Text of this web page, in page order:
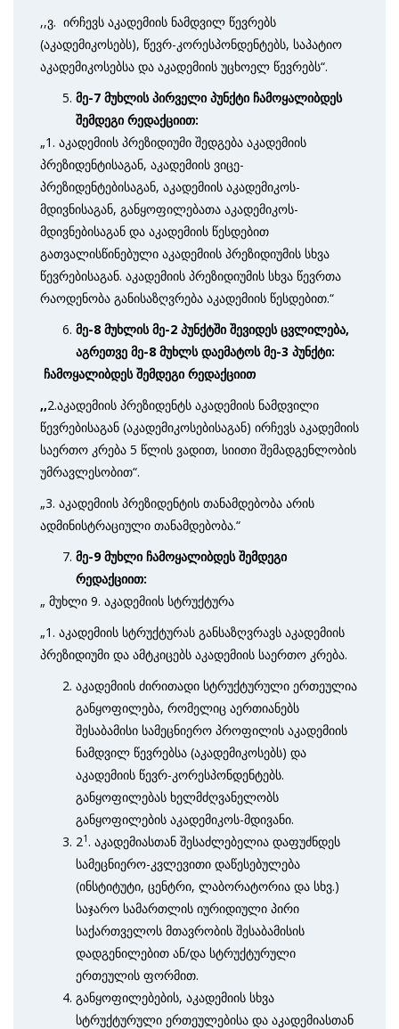
,,ვ. ირჩევს აკადემიის ნამდვილ წევრებს
(აკადემიკოსებს), წევრ-კორესპონდენტებს, საპატიო
აკადემიკოსებსა და აკადემიის უცხოელ წევრებს“.
მე-7 მუხლის პირველი პუნქტი ჩამოყალიბდეს
შემდეგი რედაქციით:
„1. აკადემიის პრეზიდიუმი შედგება აკადემიის
პრეზიდენტისაგან, აკადემიის ვიცე-
პრეზიდენტებისაგან, აკადემიის აკადემიკოს-
მდივნისაგან, განყოფილებათა აკადემიკოს-
მდივნებისაგან და აკადემიის წესდებით
გათვალისწინებული აკადემიის პრეზიდიუმის სხვა
წევრებისაგან. აკადემიის პრეზიდიუმის სხვა წევრთა
რაოდენობა განისაზღვრება აკადემიის წესდებით.“
მე-8 მუხლისმე-2 პუნქტში შევიდეს ცვლილება,
აგრეთვე მე-8 მუხლს დაემატოსმე-3 პუნქტი:
ჩამოყალიბდეს შემდეგი რედაქციით
,,2.აკადემიის პრეზიდენტს აკადემიის ნამდვილი
წევრებისაგან (აკადემიკოსებისაგან) ირჩევს აკადემიის
საერთო კრება 5 წლის ვადით, სიითი შემადგენლობის
უმრავლესობით“.
„3. აკადემიის პრეზიდენტის თანამდებობა არის
ადმინისტრაციული თანამდებობა.“
მე-9 მუხლი ჩამოყალიბდეს შემდეგი
რედაქციით:
„ მუხლი 9. აკადემიის სტრუქტურა
„1. აკადემიის სტრუქტურას განსაზღვრავს აკადემიის
პრეზიდიუმი და ამტკიცებს აკადემიის საერთო კრება.
აკადემიის ძირითადი სტრუქტურული ერთეულია
განყოფილება, რომელიც აერთიანებს
შესაბამისი სამეცნიერო პროფილის აკადემიის
ნამდვილ წევრებსა (აკადემიკოსებს) და
აკადემიის წევრ-კორესპონდენტებს.
განყოფილებას ხელმძღვანელობს
განყოფილების აკადემიკოს-მდივანი.
21. აკადემიასთან შესაძლებელია დაფუძნდეს
სამეცნიერო-კვლევითი დაწესებულება
(ინსტიტუტი, ცენტრი, ლაბორატორია და სხვ.)
საჯარო სამართლის იურიდიული პირი
საქართველოს მთავრობის შესაბამისის
დადგენილებით ან/და სტრუქტურული
ერთეულის ფორმით.
განყოფილებების, აკადემიის სხვა
სტრუქტურული ერთეულებისა და აკადემიასთან